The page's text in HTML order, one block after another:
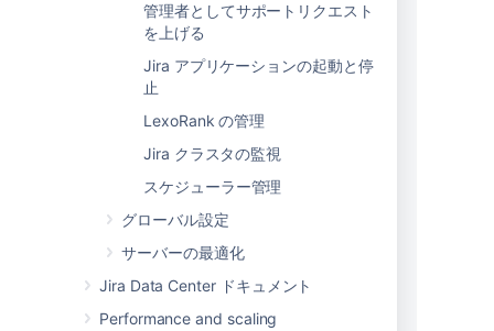
管理者としてサポートリクエスト
を上げる
Jira アプリケーションの起動と停
止
LexoRank の管理
Jira クラスタの監視
スケジューラー管理
グローバル設定
サーバーの最適化
Jira Data Center ドキュメント
Performance and scaling
created_date timestamp,
resolution_date varchar(50),
updated_date varchar(50),
due_date varchar(50),
estimate varchar(50),
original_estimate varchar(50),
time_spent varchar(50),
parent_id varchar(50),
labels varchar(1000),
components varchar(1000),
fix_versions varchar(100));